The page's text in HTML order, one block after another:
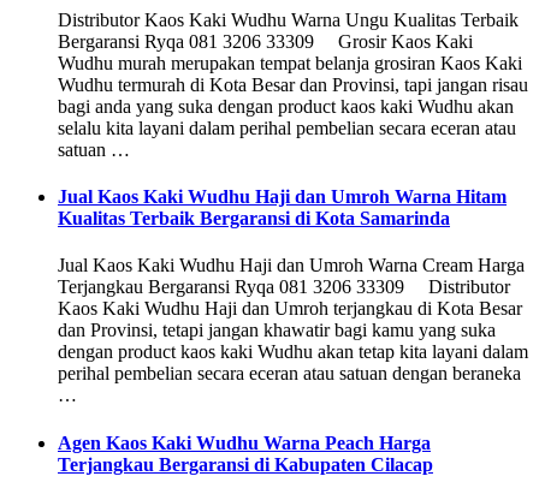
Distributor Kaos Kaki Wudhu Warna Ungu Kualitas Terbaik
Bergaransi Ryqa 081 3206 33309 Grosir Kaos Kaki
Wudhu murah merupakan tempat belanja grosiran Kaos Kaki
Wudhu termurah di Kota Besar dan Provinsi, tapi jangan risau
bagi anda yang suka dengan product kaos kaki Wudhu akan
selalu kita layani dalam perihal pembelian secara eceran atau
satuan …
Jual Kaos Kaki Wudhu Haji dan Umroh Warna Hitam
Kualitas Terbaik Bergaransi di Kota Samarinda
Jual Kaos Kaki Wudhu Haji dan Umroh Warna Cream Harga
Terjangkau Bergaransi Ryqa 081 3206 33309 Distributor
Kaos Kaki Wudhu Haji dan Umroh terjangkau di Kota Besar
dan Provinsi, tetapi jangan khawatir bagi kamu yang suka
dengan product kaos kaki Wudhu akan tetap kita layani dalam
perihal pembelian secara eceran atau satuan dengan beraneka
…
Agen Kaos Kaki Wudhu Warna Peach Harga
Terjangkau Bergaransi di Kabupaten Cilacap